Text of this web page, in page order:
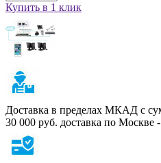
Купить в 1 клик
Доставка в пределах МКАД с
30 000 руб. доставка по Москве